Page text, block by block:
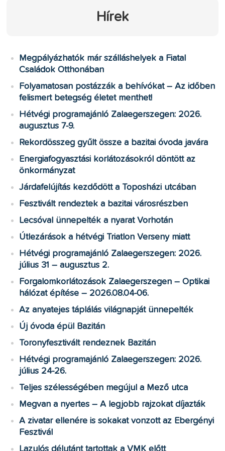
Hírek
Megpályázhatók már szálláshelyek a Fiatal
Családok Otthonában
Folyamatosan postázzák a behívókat – Az időben
felismert betegség életet menthet!
Hétvégi programajánló Zalaegerszegen: 2026.
augusztus 7-9.
Rekordösszeg gyűlt össze a bazitai óvoda javára
Energiafogyasztási korlátozásokról döntött az
önkormányzat
Járdafelújítás kezdődött a Toposházi utcában
Fesztivált rendeztek a bazitai városrészben
Lecsóval ünnepelték a nyarat Vorhotán
Útlezárások a hétvégi Triatlon Verseny miatt
Hétvégi programajánló Zalaegerszegen: 2026.
július 31 – augusztus 2.
Forgalomkorlátozások Zalaegerszegen – Optikai
hálózat építése – 2026.08.04-06.
Az anyatejes táplálás világnapját ünnepelték
Új óvoda épül Bazitán
Toronyfesztivált rendeznek Bazitán
Hétvégi programajánló Zalaegerszegen: 2026.
július 24-26.
Teljes szélességében megújul a Mező utca
Megvan a nyertes – A legjobb rajzokat díjazták
A zivatar ellenére is sokakat vonzott az Ebergényi
Fesztivál
Lazulós délutánt tartottak a VMK előtt